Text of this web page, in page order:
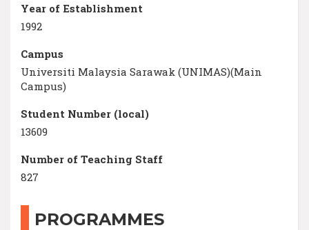
Year of Establishment
1992
Campus
Universiti Malaysia Sarawak (UNIMAS)(Main
Campus)
Student Number (local)
13609
Number of Teaching Staff
827
PROGRAMMES